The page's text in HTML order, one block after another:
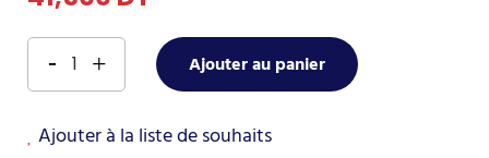
Ajouter au panier
Ajouter à la liste de souhaits